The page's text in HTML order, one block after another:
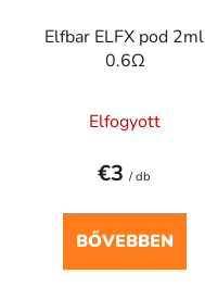
Elfbar ELFX pod 2ml
0.6Ω
Elfogyott
€3 / db
BŐVEBBEN